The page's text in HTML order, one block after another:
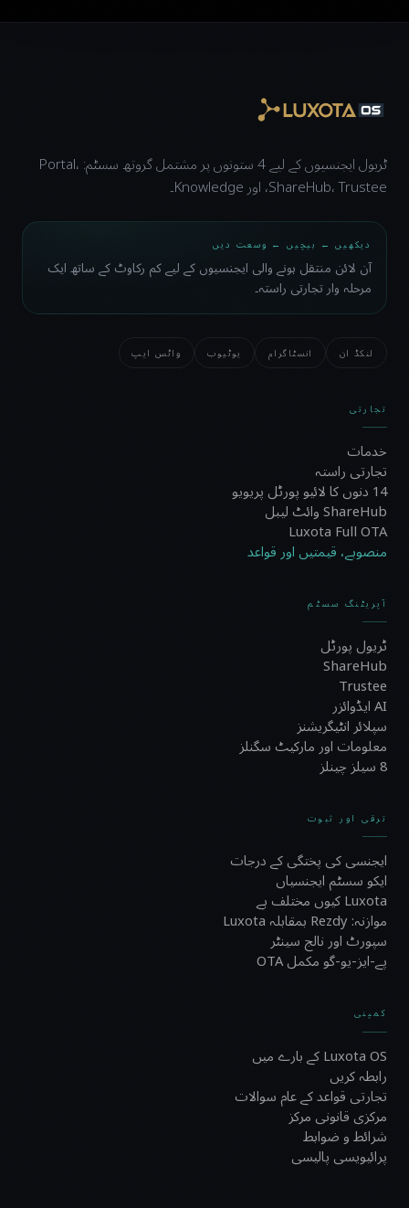
ٹریول ایجنسیوں کے لیے 4 ستونوں پر مشتمل گروتھ سسٹم: Portal،
ShareHub، Trustee، اور Knowledge۔
دیکھیں ← بیچیں ← وسعت دیں
آن لائن منتقل ہونے والی ایجنسیوں کے لیے کم رکاوٹ کے ساتھ ایک
مرحلہ وار تجارتی راستہ۔
لنکڈ ان انسٹاگرام یوٹیوب واٹس ایپ
تجارتی
خدمات
تجارتی راستہ
14 دنوں کا لائیو پورٹل پریویو
ShareHub وائٹ لیبل
Luxota Full OTA
منصوبے، قیمتیں اور قواعد
آپریٹنگ سسٹم
ٹریول پورٹل
ShareHub
Trustee
AI ایڈوائزر
سپلائر انٹیگریشنز
معلومات اور مارکیٹ سگنلز
8 سیلز چینلز
ترقی اور ثبوت
ایجنسی کی پختگی کے درجات
ایکو سسٹم ایجنسیاں
Luxota کیوں مختلف ہے
موازنہ: Rezdy بمقابلہ Luxota
سپورٹ اور نالج سینٹر
پے-ایز-یو-گو مکمل OTA
کمپنی
Luxota OS کے بارے میں
رابطہ کریں
تجارتی قواعد کے عام سوالات
مرکزی قانونی مرکز
شرائط و ضوابط
پرائیویسی پالیسی